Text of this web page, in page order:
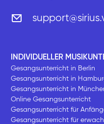
INDIVIDUELLER
Gesangsunterricht in Berlin
Gesangsunterricht in
Gesangsunterricht in
Online Gesangsunterricht
Gesangsunterricht für
Gesangsunterricht für